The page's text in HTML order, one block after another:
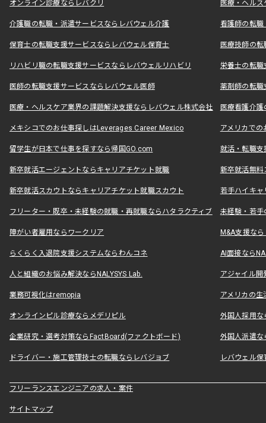
オンライン診療ならレバクリ 医療・ヘル
介護職の転職・派遣サービスならレバウェル介護 看護師の転
保育士の転職支援サービスならレバウェル保育士 医療技師の
リハビリ職の転職支援サービスならレバウェルリハビリ 栄養士の転
医師の転職支援サービスならレバウェル医師 薬剤師の転
医療・ヘルスケア業界の課題解決支援ならレバウェル株式会社 医療看護介
メキシコでのお仕事探しはLeverages Career Mexico アメリカで
留学生が日本で仕事を探すなら帰国GO.com 就活・転職
新卒就活エージェントならキャリアチケット就職 新卒就活無料
新卒就活スカウトならキャリアチケット就職スカウト 若手ハイキ
フリーター・既卒・未経験の就職・再就職ならハタラクティブ 未経験・若手
障がい者雇用ならワークリア M&A支援な
らくらく入退院支援システムならわんコネ AI面接なら
人と組織のお悩み解決ならNALYSYS Lab. アジャイル
業務可視化はremopia アメリカの
オンラインピル診療ならメデリピル 外国人採用
企業研究・選考対策ならFactBoard(ファクトボード) 外国人派遣な
ドライバー・施工管理技士の転職ならレバジョブ レバウェル
フリーランスエンジニアの求人・案件
サイトマップ